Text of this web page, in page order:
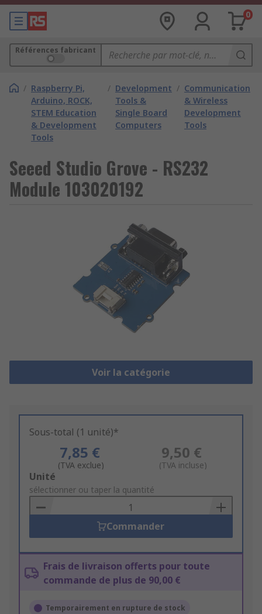
0
Références fabricant
/ Raspberry Pi,
Arduino, ROCK,
STEM Education
& Development
Tools
/ Development
Tools &
Single Board
Computers
/ Communication
& Wireless
Development
Tools
Seeed Studio Grove - RS232
Module 103020192
Voir la catégorie
Sous-total (1 unité)*
7,85 €
(TVA exclue)
9,50 €
(TVA incluse)
Add
to
Basket
Unité
sélectionner ou taper la quantité
Commander
Frais de livraison offerts pour toute
commande de plus de 90,00 €
Temporairement en rupture de stock